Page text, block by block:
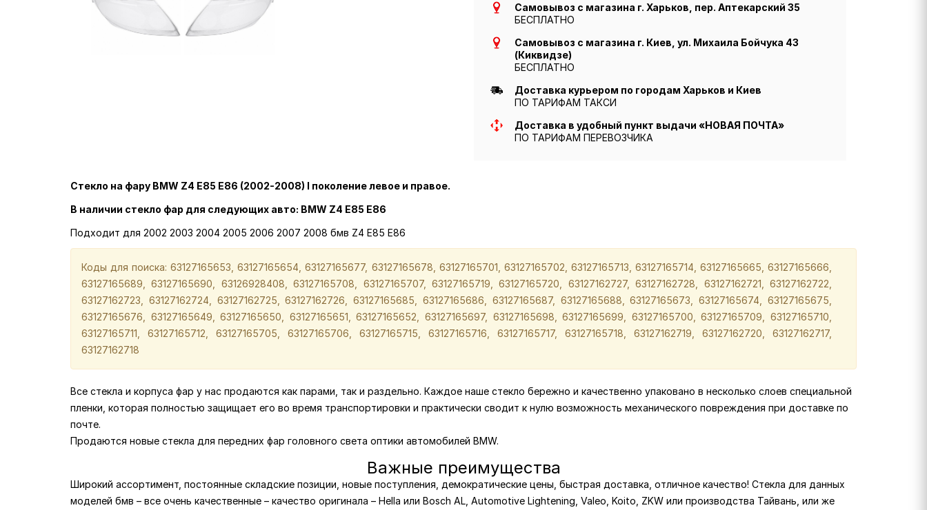
Самовывоз с магазина г. Харьков, пер. Аптекарский 35
БЕСПЛАТНО
Самовывоз с магазина г. Киев, ул. Михаила Бойчука 43
(Киквидзе)
БЕСПЛАТНО
Доставка курьером по городам Харьков и Киев
ПО ТАРИФАМ ТАКСИ
Доставка в удобный пункт выдачи «НОВАЯ ПОЧТА»
ПО ТАРИФАМ ПЕРЕВОЗЧИКА
Стекло на фару BMW Z4 E85 E86 (2002-2008) I поколение левое и правое.
В наличии стекло фар для следующих авто: BMW Z4 E85 E86
Подходит для 2002 2003 2004 2005 2006 2007 2008 бмв Z4 E85 E86
Коды для поиска: 63127165653, 63127165654, 63127165677, 63127165678, 63127165701, 63127165702, 63127165713, 63127165714, 63127165665, 63127165666,
63127165689, 63127165690, 63126928408, 63127165708, 63127165707, 63127165719, 63127165720, 63127162727, 63127162728, 63127162721, 63127162722,
63127162723, 63127162724, 63127162725, 63127162726, 63127165685, 63127165686, 63127165687, 63127165688, 63127165673, 63127165674, 63127165675,
63127165676, 63127165649, 63127165650, 63127165651, 63127165652, 63127165697, 63127165698, 63127165699, 63127165700, 63127165709, 63127165710,
63127165711, 63127165712, 63127165705, 63127165706, 63127165715, 63127165716, 63127165717, 63127165718, 63127162719, 63127162720, 63127162717,
63127162718
Все стекла и корпуса фар у нас продаются как парами, так и раздельно. Каждое наше стекло бережно и качественно упаковано в несколько слоев специальной
пленки, которая полностью защищает его во время транспортировки и практически сводит к нулю возможность механического повреждения при доставке по
почте.
Продаются новые стекла для передних фар головного света оптики автомобилей BMW.
Важные преимущества
Широкий ассортимент, постоянные складские позиции, новые поступления, демократические цены, быстрая доставка, отличное качество! Стекла для данных
моделей бмв – все очень качественные – качество оригинала – Hella или Bosch AL, Automotive Lightening, Valeo, Koito, ZKW или производства Тайвань, или же